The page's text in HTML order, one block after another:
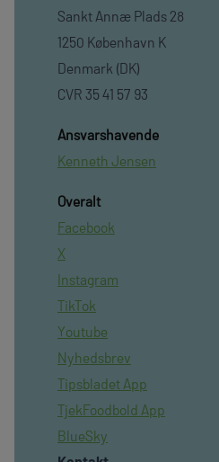
Sankt Annæ Plads 28
1250 København K
Denmark (DK)
CVR 35 41 57 93
Ansvarshavende
Kenneth Jensen
Overalt
Facebook
X
Instagram
TikTok
Youtube
Nyhedsbrev
Tipsbladet App
TjekFoodbold App
BlueSky